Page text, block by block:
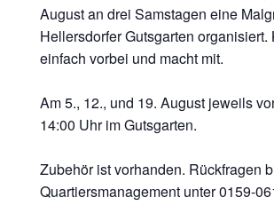
August an drei Samstagen eine
Hellersdorfer Gutsgarten organisiert.
einfach vorbei und macht mit.
Am 5., 12., und 19. August jeweils
14:00 Uhr im Gutsgarten.
Zubehör ist vorhanden. Rückfragen
Quartiersmanagement unter 0159-